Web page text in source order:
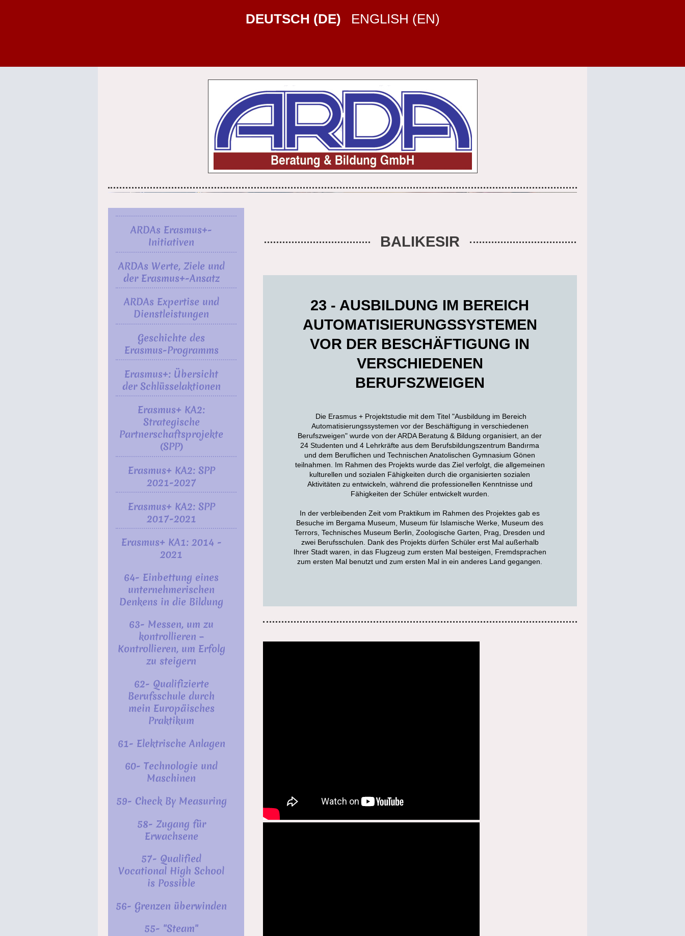
DEUTSCH (DE) ENGLISH (EN)
BALIKESIR
23 - AUSBILDUNG IM BEREICH
AUTOMATISIERUNGSSYSTEMEN
VOR DER BESCHÄFTIGUNG IN
VERSCHIEDENEN
BERUFSZWEIGEN
Die Erasmus + Projektstudie mit dem Titel "Ausbildung im Bereich
Automatisierungssystemen vor der Beschäftigung in verschiedenen
Berufszweigen" wurde von der ARDA Beratung & Bildung organisiert, an der
24 Studenten und 4 Lehrkräfte aus dem Berufsbildungszentrum Bandırma
und dem Beruflichen und Technischen Anatolischen Gymnasium Gönen
teilnahmen. Im Rahmen des Projekts wurde das Ziel verfolgt, die allgemeinen
kulturellen und sozialen Fähigkeiten durch die organisierten sozialen
Aktivitäten zu entwickeln, während die professionellen Kenntnisse und
Fähigkeiten der Schüler entwickelt wurden.
In der verbleibenden Zeit vom Praktikum im Rahmen des Projektes gab es
Besuche im Bergama Museum, Museum für Islamische Werke, Museum des
Terrors, Technisches Museum Berlin, Zoologische Garten, Prag, Dresden und
zwei Berufsschulen. Dank des Projekts dürfen Schüler erst Mal außerhalb
Ihrer Stadt waren, in das Flugzeug zum ersten Mal besteigen, Fremdsprachen
zum ersten Mal benutzt und zum ersten Mal in ein anderes Land gegangen.
ARDAs Erasmus+-
Initiativen
ARDAs Werte, Ziele und
der Erasmus+-Ansatz
ARDAs Expertise und
Dienstleistungen
Geschichte des
Erasmus-Programms
Erasmus+: Übersicht
der Schlüsselaktionen
Erasmus+ KA2:
Strategische
Partnerschaftsprojekte
(SPP)
Erasmus+ KA2: SPP
2021-2027
Erasmus+ KA2: SPP
2017-2021
Erasmus+ KA1: 2014 -
2021
64- Einbettung eines
unternehmerischen
Denkens in die Bildung
63- Messen, um zu
kontrollieren –
Kontrollieren, um Erfolg
zu steigern
62- Qualifizierte
Berufsschule durch
mein Europäisches
Praktikum
61- Elektrische Anlagen
60- Technologie und
Maschinen
59- Check By Measuring
58- Zugang für
Erwachsene
57- Qualified
Vocational High School
is Possible
56- Grenzen überwinden
55- "Steam"